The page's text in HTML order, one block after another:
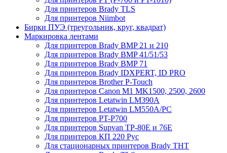
Для принтеров Brady TLS
Для принтеров Niimbot
Бирки ПУЭ (треугольник, круг, квадрат)
Маркировка лентами
Для принтеров Brady BMP 21 и 210
Для принтеров Brady BMP 41/51/53
Для принтеров Brady BMP 71
Для принтеров Brady IDXPERT, ID PRO
Для принтеров Brother P-Touch
Для принтеров Canon M1 MK1500, 2500, 2600
Для принтеров Letatwin LM390A
Для принтеров Letatwin LM550A/PC
Для принтеров PT-P700
Для принтеров Supvan TP-80E и 76E
Для принтеров КП 220 Рус
Для стационарных принтеров Brady THT